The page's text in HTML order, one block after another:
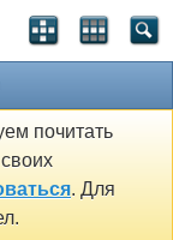
почитать
. Для